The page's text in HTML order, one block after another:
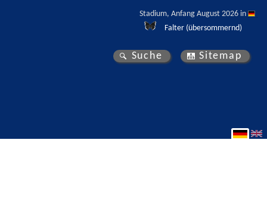
Stadium, Anfang August 2026 in
Falter (übersommernd)
Suche Sitemap